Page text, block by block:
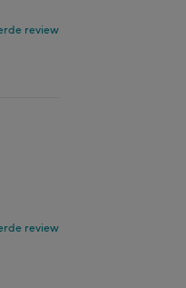
review
review